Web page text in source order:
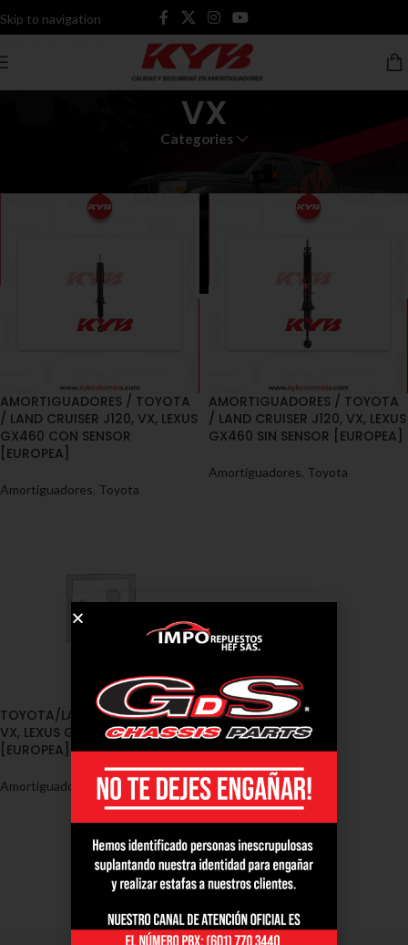
Skip to navigation
Skip to main content
VX
Categories
AMORTIGUADORES / TOYOTA
/ LAND CRUISER J120, VX, LEXUS
GX460 CON SENSOR
[EUROPEA]
Amortiguadores Toyota
AMORTIGUADORES / TOYOTA
/ LAND CRUISER J120, VX, LEXUS
GX460 SIN SENSOR [EUROPEA]
Amortiguadores Toyota
TOYOTA/LAND CRUISER J120,
VX, LEXUS GX460 CON SENSOR
[EUROPEA] 2002 – 2009 T
Amortiguadores Toyota